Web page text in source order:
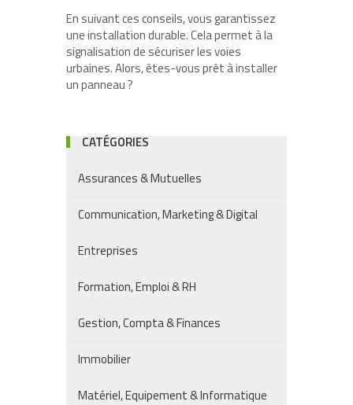
En suivant ces conseils, vous garantissez
une installation durable. Cela permet à la
signalisation de sécuriser les voies
urbaines. Alors, êtes-vous prêt à installer
un panneau ?
CATÉGORIES
Assurances & Mutuelles
Communication, Marketing & Digital
Entreprises
Formation, Emploi & RH
Gestion, Compta & Finances
Immobilier
Matériel, Equipement & Informatique